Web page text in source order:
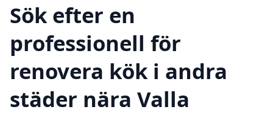
Sök efter en
professionell för
renovera kök i andra
städer nära Valla